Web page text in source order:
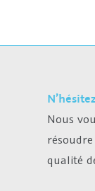
Nous
qualité